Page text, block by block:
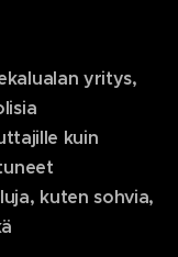
yritys,
kuin
kuten sohvia,